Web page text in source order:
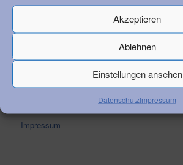
Akzeptieren
Ablehnen
Einstellungen ansehen
DatenschutzImpressum
RECHTLICHES
Impressum